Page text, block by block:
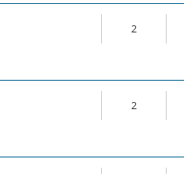
2
2